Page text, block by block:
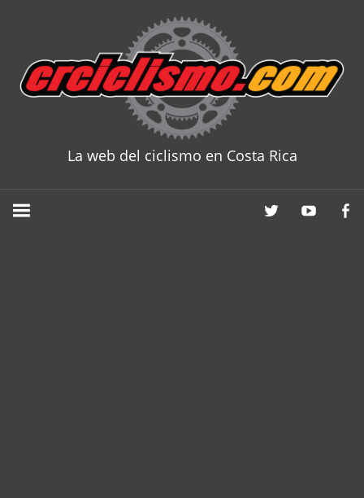
content
La web del ciclismo en Costa Rica